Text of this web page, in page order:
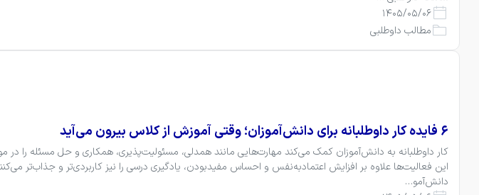
1405/05/06
مطالب داوطلبی
۶ فایده کار داوطلبانه برای دانش‌آموزان؛ وقتی آموزش از کلاس بیرون می‌آید
دانش‌آمو…